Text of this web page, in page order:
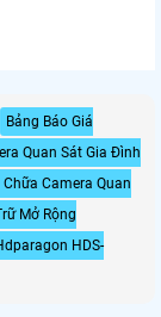
Bảng Báo Giá
Quan Sát Gia Đình
Chữa Camera Quan
Mở Rộng
HDS-